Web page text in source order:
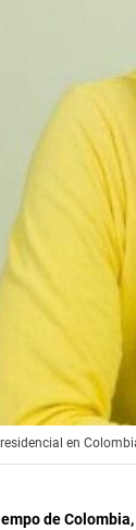
en
de Colombia,